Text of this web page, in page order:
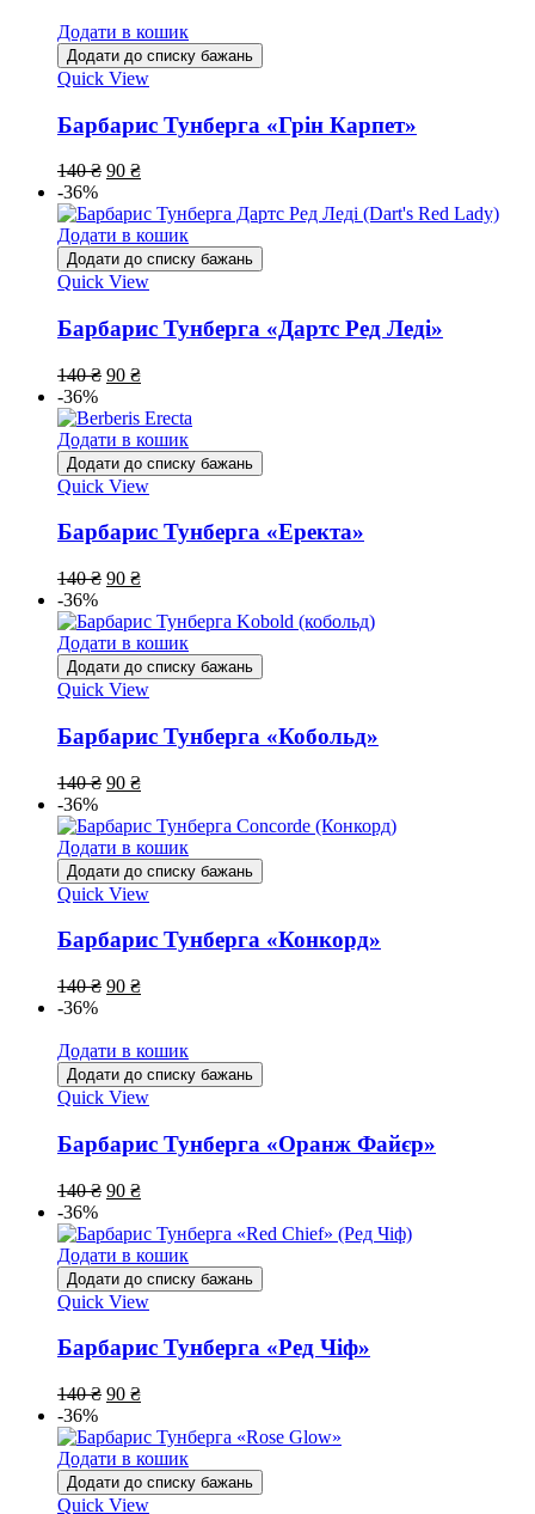
Додати в кошик
Додати до списку бажань
Quick View
Барбарис Тунберга «Грін Карпет»
140₴ 90 ₴
-36%
Додати в кошик
Додати до списку бажань
Quick View
Барбарис Тунберга «Дартс Ред Леді»
140₴ 90 ₴
-36%
Додати в кошик
Додати до списку бажань
Quick View
Барбарис Тунберга «Еректа»
140₴ 90 ₴
-36%
Додати в кошик
Додати до списку бажань
Quick View
Барбарис Тунберга «Кобольд»
140₴ 90 ₴
-36%
Додати в кошик
Додати до списку бажань
Quick View
Барбарис Тунберга «Конкорд»
140₴ 90 ₴
-36%
Додати в кошик
Додати до списку бажань
Quick View
Барбарис Тунберга «Оранж Файєр»
140₴ 90 ₴
-36%
Додати в кошик
Додати до списку бажань
Quick View
Барбарис Тунберга «Ред Чіф»
140₴ 90 ₴
-36%
Додати в кошик
Додати до списку бажань
Quick View